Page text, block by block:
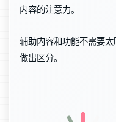
内容的注意力。
辅助内容和功能不需要
做出区分。